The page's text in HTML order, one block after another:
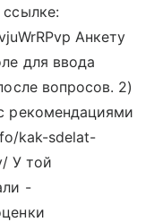
Анкету
для ввода
вопросов. 2)
рекомендациями
kak-sdelat-
У той
-